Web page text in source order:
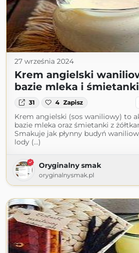
27 września 2024
Krem angielski
bazie mleka i śmietanki
31 4 Zapisz
Krem angielski (sos waniliowy) to
bazie mleka oraz śmietanki z
Smakuje jak płynny budyń
lody (...)
Oryginalny smak
oryginalnysmak.pl